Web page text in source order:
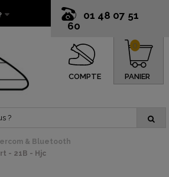
01 48 07 51
60
COMPTE PANIER
0
& Bluetooth
- 21B - Hjc